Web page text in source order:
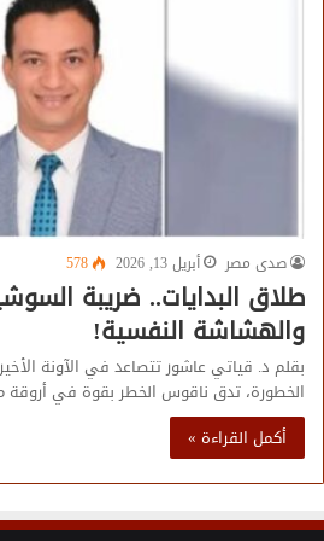
صدى مصر
أبريل 13, 2026 578
طلاق البدايات.. ضريبة
والهشاشة النفسية!
بقلم د. قياتي عاشور تتصاعد في الآونة
الخطورة، تدق ناقوس الخطر بقوة في أروقة
أكمل القراءة »